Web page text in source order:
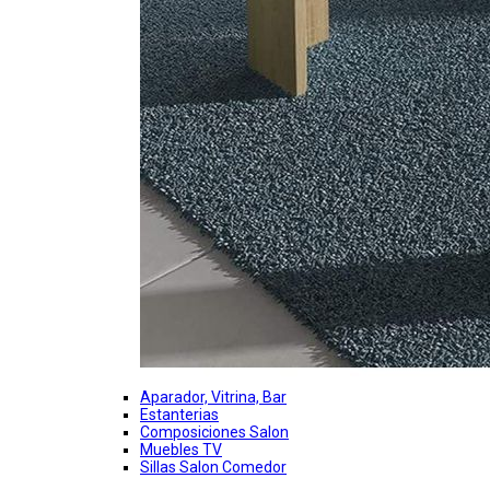
Aparador, Vitrina, Bar
Estanterias
Composiciones Salon
Muebles TV
Sillas Salon Comedor